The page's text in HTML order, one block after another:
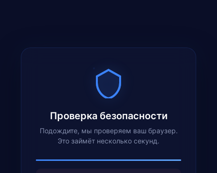
Проверка безопасности
Подождите, мы проверяем ваш браузер.
Это займёт несколько секунд.